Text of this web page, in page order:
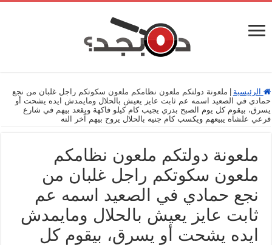
الرئيسية
ملعونة دولتكم ملعون نظامكم ملعون سكوتكم راجل غلبان من نجع
حمادي في الصعيد اسمه عم ثابت عايز يعيش بالحلال ومايمدش ايده يشحت أو
يسرق، بيقوم كل يوم الصبح بدري يجيب كام كيلو فاكهة ويقعد بيهم في شارع
فرعي علشاه يبيعهم ويكسب كام جنيه بالحلال يروح بيهم آخر النه
ملعونة دولتكم ملعون نظامكم
ملعون سكوتكم راجل غلبان من
نجع حمادي في الصعيد اسمه عم
ثابت عايز يعيش بالحلال ومايمدش
ايده يشحت أو يسرق، بيقوم كل